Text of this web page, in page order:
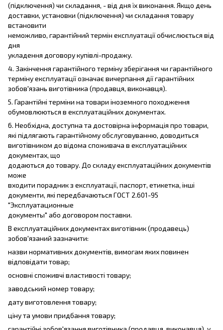
(підключення) чи складання, - від дня їх виконання. Якщо день
доставки, установки (підключення) чи складання товару
встановити
неможливо, гарантійний термін експлуатації обчислюється від
дня
укладення договору купівлі-продажу.
4. Закінчення гарантійного терміну зберігання чи гарантійного
терміну експлуатації означає вичерпання дії гарантійних
зобов'язань виготівника (продавця, виконавця).
5. Гарантійні терміни на товари іноземного походження
обумовлюються в експлуатаційних документах.
6. Необхідна, доступна та достовірна інформація про товари,
які підлягають гарантійному обслуговуванню, доводиться
виготівником до відома споживача в експлуатаційних
документах, що
додаються до товару. До складу експлуатаційних документів
може
входити порадник з експлуатації, паспорт, етикетка, інші
документи, які передбачаються ГОСТ 2.601-95
"Эксплуатационные
документы" або договором поставки.
В експлуатаційних документах виготівник (продавець)
зобов'язаний зазначити:
назви нормативних документів, вимогам яких повинен
відповідати товар;
основні споживчі властивості товару;
заводський номер товару;
дату виготовлення товару;
ціну та умови придбання товару;